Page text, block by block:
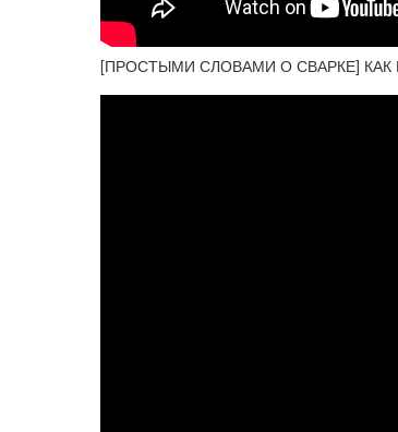
[ПРОСТЫМИ СЛОВАМИ О СВАРКЕ]